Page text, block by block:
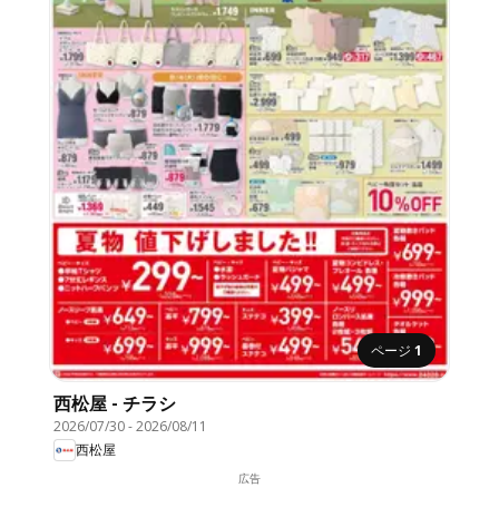
ページ 1
西松屋 - チラシ
2026/07/30-2026/08/11
西松屋
広告